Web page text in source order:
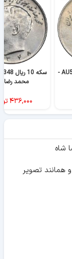
سکه 10 ریال 1348 - AU55 -
محمد رضا
۴۳۶,۰۰۰
و همانند تصویر